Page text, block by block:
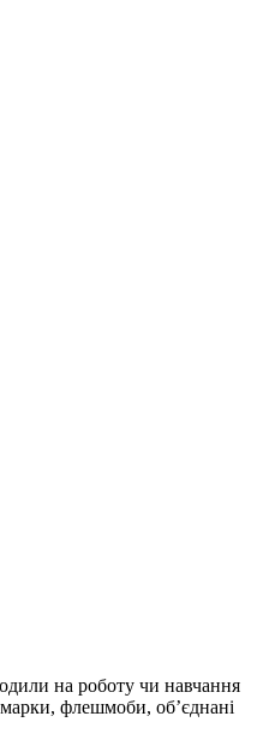
на роботу чи навчання
флешмоби, об’єднані